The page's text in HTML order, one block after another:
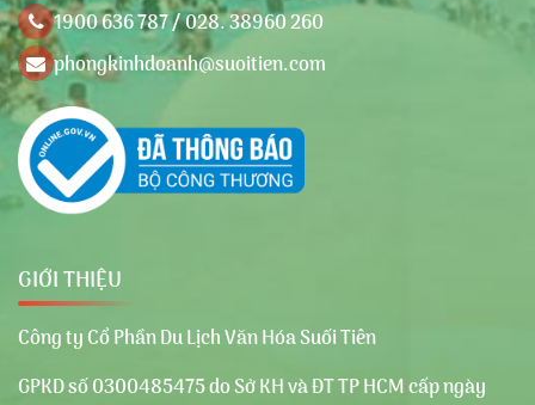
1900 636 787 / 028. 38960 260
phongkinhdoanh@suoitien.com
GIỚI THIỆU
Công ty Cổ Phần Du Lịch Văn Hóa Suối Tiên
GPKD số 0300485475 do Sở KH và ĐT TP HCM cấp ngày